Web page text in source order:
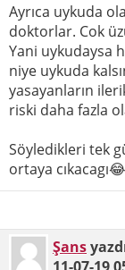
Ayrıca uykuda
doktorlar. Cok
Yani uykudaysa
niye uykuda
yasayanların
riski daha fazla
Söyledikleri tek
ortaya
Şans